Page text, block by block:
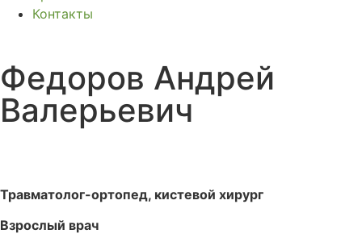
Контакты
Федоров Андрей
Валерьевич
Травматолог-ортопед, кистевой хирург
Взрослый врач